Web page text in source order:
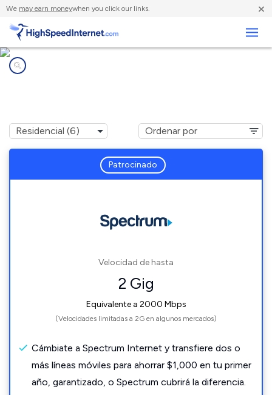
We may earn moneywhen you click our links. ×
Patrocinado
Velocidad de hasta
2 Gig
Equivalente a 2000 Mbps
(Velocidades limitadas a 2G en algunos mercados)
Cámbiate a Spectrum Internet y transfiere dos o
más líneas móviles para ahorrar $1,000 en tu primer
año, garantizado, o Spectrum cubrirá la diferencia.